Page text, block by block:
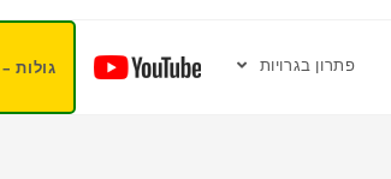
פתרון בגרויות גולות